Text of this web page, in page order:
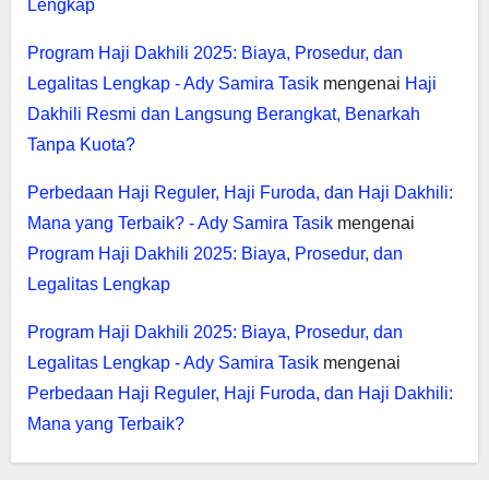
Lengkap
Program Haji Dakhili 2025: Biaya, Prosedur, dan
Legalitas Lengkap - Ady Samira Tasikmengenai Haji
Dakhili Resmi dan Langsung Berangkat, Benarkah
Tanpa Kuota?
Perbedaan Haji Reguler, Haji Furoda, dan Haji Dakhili:
Mana yang Terbaik? - Ady Samira Tasikmengenai
Program Haji Dakhili 2025: Biaya, Prosedur, dan
Legalitas Lengkap
Program Haji Dakhili 2025: Biaya, Prosedur, dan
Legalitas Lengkap - Ady Samira Tasikmengenai
Perbedaan Haji Reguler, Haji Furoda, dan Haji Dakhili:
Mana yang Terbaik?